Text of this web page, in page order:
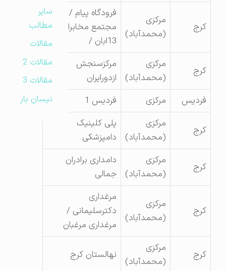
مرکزی
(محمدآباد)
فرودگاه پیام /
مجتمع مخابراتی
13ابان /
مرکزی
(محمدآباد)
مرکزسنجش
ازدورایران
فردیس
مرکزی فردیس 1
مرکزی
(محمدآباد)
پلی کلینیک
دامپزشکی
مرکزی
(محمدآباد)
دامداری برادران
جمالی
مرکزی
(محمدآباد)
مرغداری
دکترسلیمانی /
مرغداری مرغبان
مرکزی
(محمدآباد)
نهالستان کرج
مطالب
مقالات
مقالات 2
مقالات 3
نیسان بار